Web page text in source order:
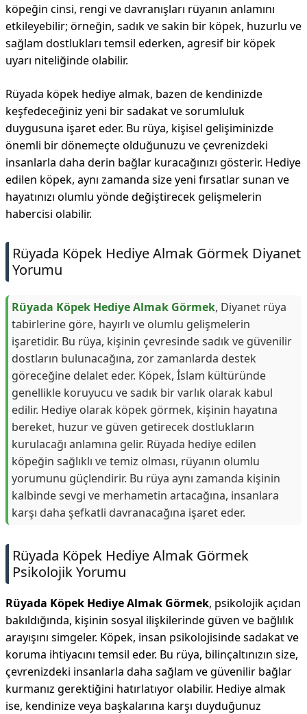
köpeğin cinsi, rengi ve davranışları rüyanın anlamını
etkileyebilir; örneğin, sadık ve sakin bir köpek, huzurlu ve
sağlam dostlukları temsil ederken, agresif bir köpek
uyarı niteliğinde olabilir.
Rüyada köpek hediye almak, bazen de kendinizde
keşfedeceğiniz yeni bir sadakat ve sorumluluk
duygusuna işaret eder. Bu rüya, kişisel gelişiminizde
önemli bir dönemeçte olduğunuzu ve çevrenizdeki
insanlarla daha derin bağlar kuracağınızı gösterir. Hediye
edilen köpek, aynı zamanda size yeni fırsatlar sunan ve
hayatınızı olumlu yönde değiştirecek gelişmelerin
habercisi olabilir.
Rüyada Köpek Hediye Almak Görmek Diyanet
Yorumu
Rüyada Köpek Hediye Almak Görmek, Diyanet rüya
tabirlerine göre, hayırlı ve olumlu gelişmelerin
işaretidir. Bu rüya, kişinin çevresinde sadık ve güvenilir
dostların bulunacağına, zor zamanlarda destek
göreceğine delalet eder. Köpek, İslam kültüründe
genellikle koruyucu ve sadık bir varlık olarak kabul
edilir. Hediye olarak köpek görmek, kişinin hayatına
bereket, huzur ve güven getirecek dostlukların
kurulacağı anlamına gelir. Rüyada hediye edilen
köpeğin sağlıklı ve temiz olması, rüyanın olumlu
yorumunu güçlendirir. Bu rüya aynı zamanda kişinin
kalbinde sevgi ve merhametin artacağına, insanlara
karşı daha şefkatli davranacağına işaret eder.
Rüyada Köpek Hediye Almak Görmek
Psikolojik Yorumu
Rüyada Köpek Hediye Almak Görmek, psikolojik açıdan
bakıldığında, kişinin sosyal ilişkilerinde güven ve bağlılık
arayışını simgeler. Köpek, insan psikolojisinde sadakat ve
koruma ihtiyacını temsil eder. Bu rüya, bilinçaltınızın size,
çevrenizdeki insanlarla daha sağlam ve güvenilir bağlar
kurmanız gerektiğini hatırlatıyor olabilir. Hediye almak
ise, kendinize veya başkalarına karşı duyduğunuz